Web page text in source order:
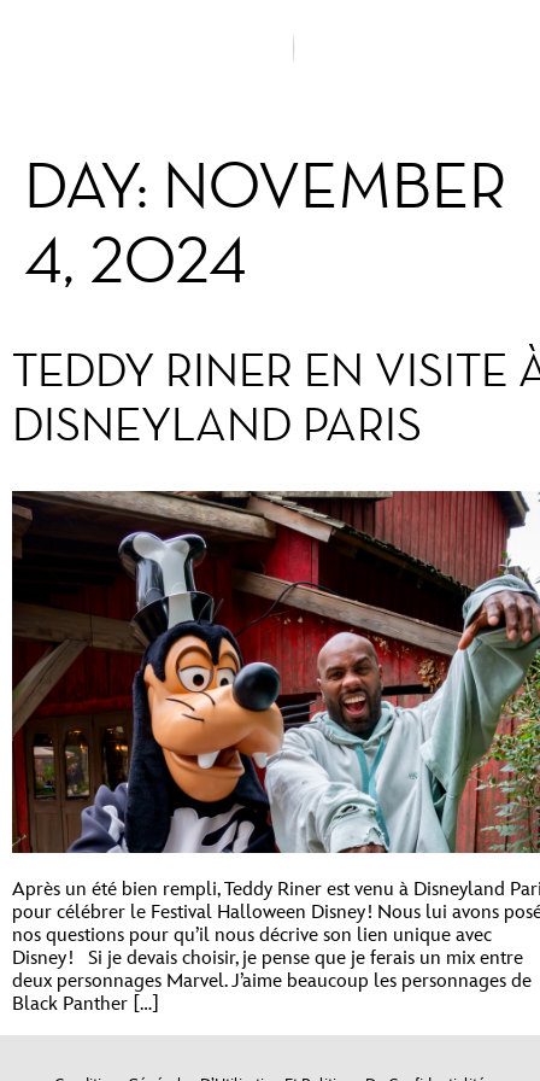
DAY: NOVEMBER
4, 2024
TEDDY RINER EN VISITE
DISNEYLAND PARIS
Après un été bien rempli, Teddy Riner est venu à Disneyland
pour célébrer le Festival Halloween Disney ! Nous lui avons
nos questions pour qu’il nous décrive son lien unique avec
Disney ! Si je devais choisir, je pense que je ferais un mix entre
deux personnages Marvel. J’aime beaucoup les personnages de
Black Panther […]